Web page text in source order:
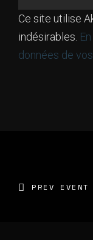
Ce site utilise
indésirables.
données de
PREV EVENT